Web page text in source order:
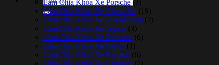
kiếm:
Làm Chìa Khóa Xe Porsche (3)
Làm Chìa Khóa Xe Chevrolet (19)
Làm Chìa Khóa Xe SSangYong (2)
Làm Chìa Khóa Xe Jaguar (3)
Làm Chìa Khóa Xe Deawoo (6)
Làm Chìa Khóa Xe Haval (1)
Làm Chìa Khóa Xe Renault (6)
Làm Chìa Khóa Xe Chrysler (7)